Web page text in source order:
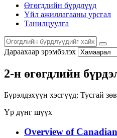
Өгөгдлийн бүрдлүүд
Үйл ажиллагааны урсгал
Танилцуулга
Дараахаар эрэмбэлэх
2-н өгөгдлийн
Бүрэлдэхүүн хэсгүүд: Тусгай
Үр дүнг шүүх
Overview of